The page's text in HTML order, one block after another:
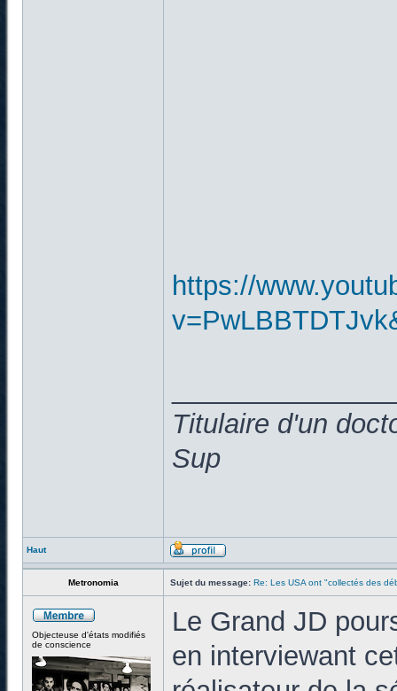
https://
Titulaire d'un
Sup
Haut
Metronomia Sujet du message: Re: Les USA ont "collectés des
Objecteuse d'états modifiés
de conscience
Le Grand JD
en interviewant